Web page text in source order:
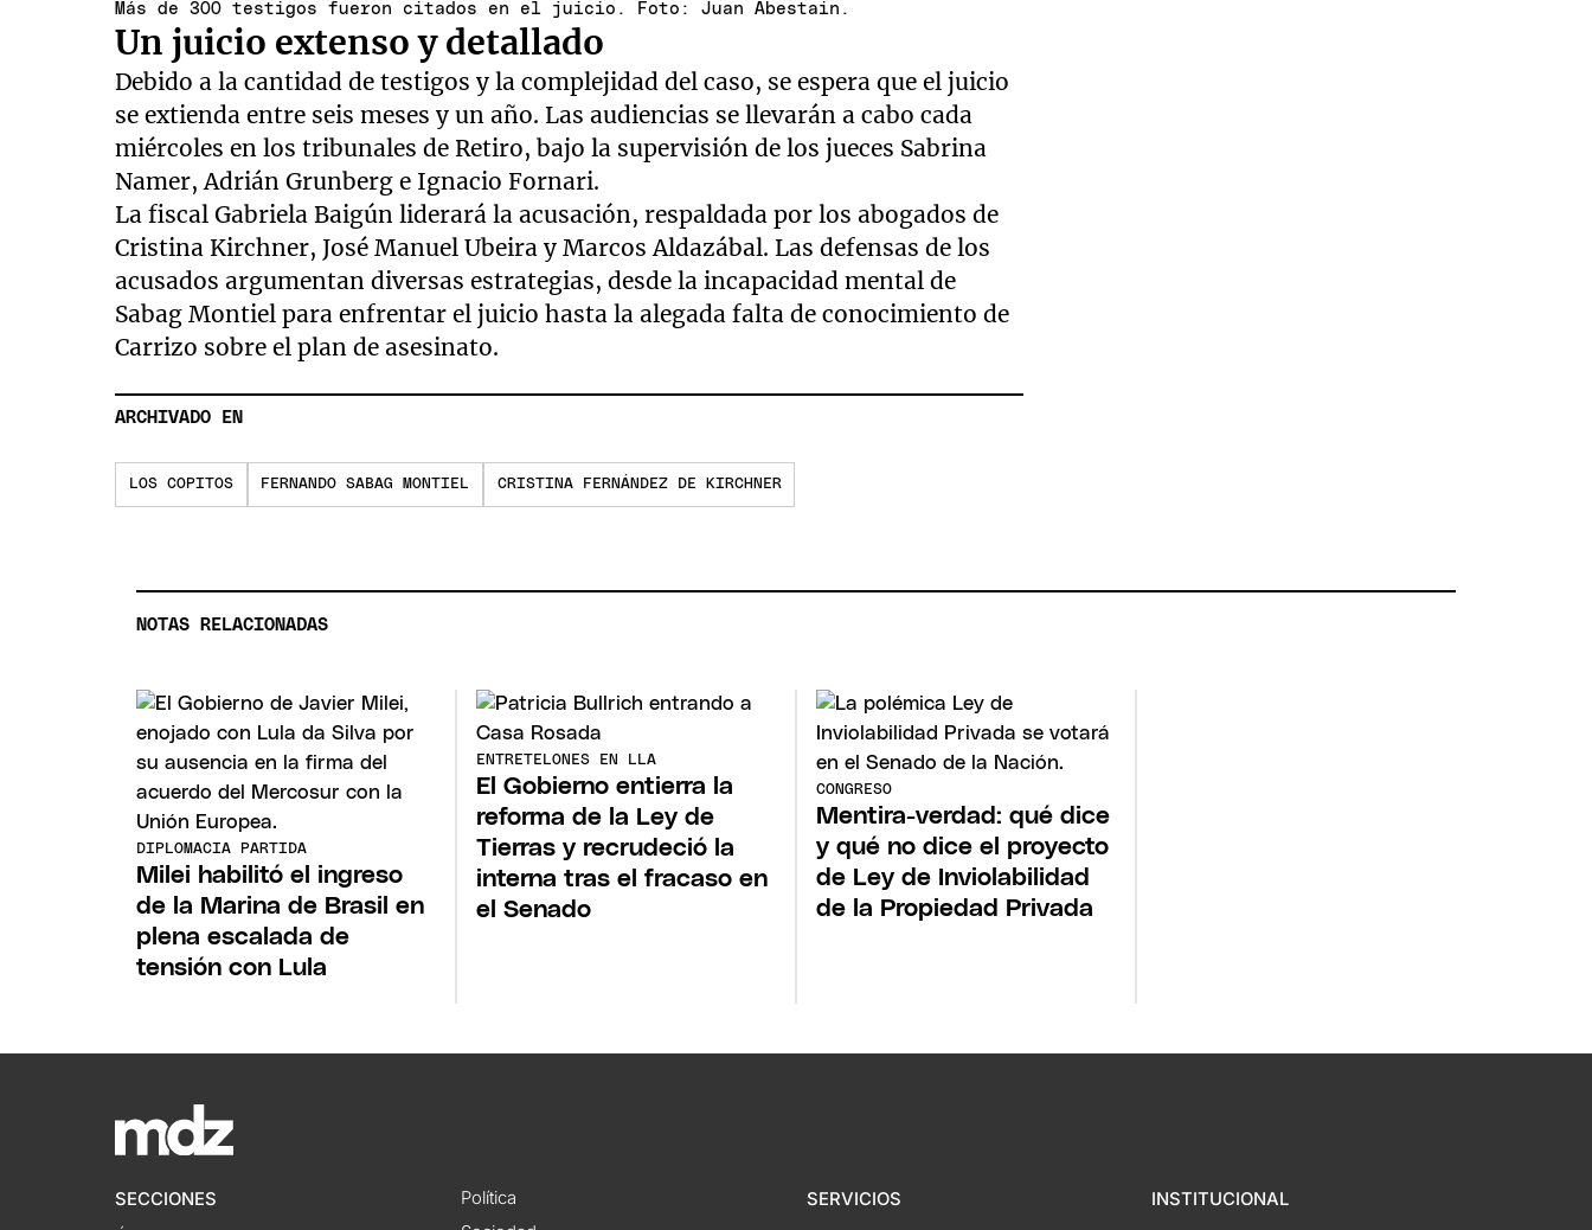
Más de 300 testigos fueron citados en el juicio. Foto: Juan Abestain.
Un juicio extenso y detallado
Debido a la cantidad de testigos y la complejidad del caso, se espera que el juicio
se extienda entre seis meses y un año. Las audiencias se llevarán a cabo cada
miércoles en los tribunales de Retiro, bajo la supervisión de los jueces Sabrina
Namer, Adrián Grunberg e Ignacio Fornari.
La fiscal Gabriela Baigún liderará la acusación, respaldada por los abogados de
Cristina Kirchner, José Manuel Ubeira y Marcos Aldazábal. Las defensas de los
acusados argumentan diversas estrategias, desde la incapacidad mental de
Sabag Montiel para enfrentar el juicio hasta la alegada falta de conocimiento de
Carrizo sobre el plan de asesinato.
ARCHIVADO EN
LOS COPITOS FERNANDO SABAG MONTIEL CRISTINA FERNÁNDEZ DE KIRCHNER
NOTAS RELACIONADAS
DIPLOMACIA PARTIDA
Milei habilitó el ingreso
de la Marina de Brasil en
plena escalada de
tensión con Lula
ENTRETELONES EN LLA
El Gobierno entierra la
reforma de la Ley de
Tierras y recrudeció la
interna tras el fracaso en
el Senado
CONGRESO
Mentira-verdad: qué dice
y qué no dice el proyecto
de Ley de Inviolabilidad
de la Propiedad Privada
SECCIONES
Política
SERVICIOS
INSTITUCIONAL